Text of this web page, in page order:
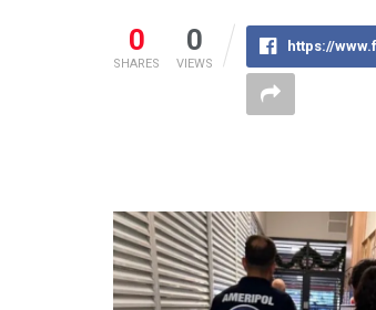
0
SHARES
0
VIEWS
https://